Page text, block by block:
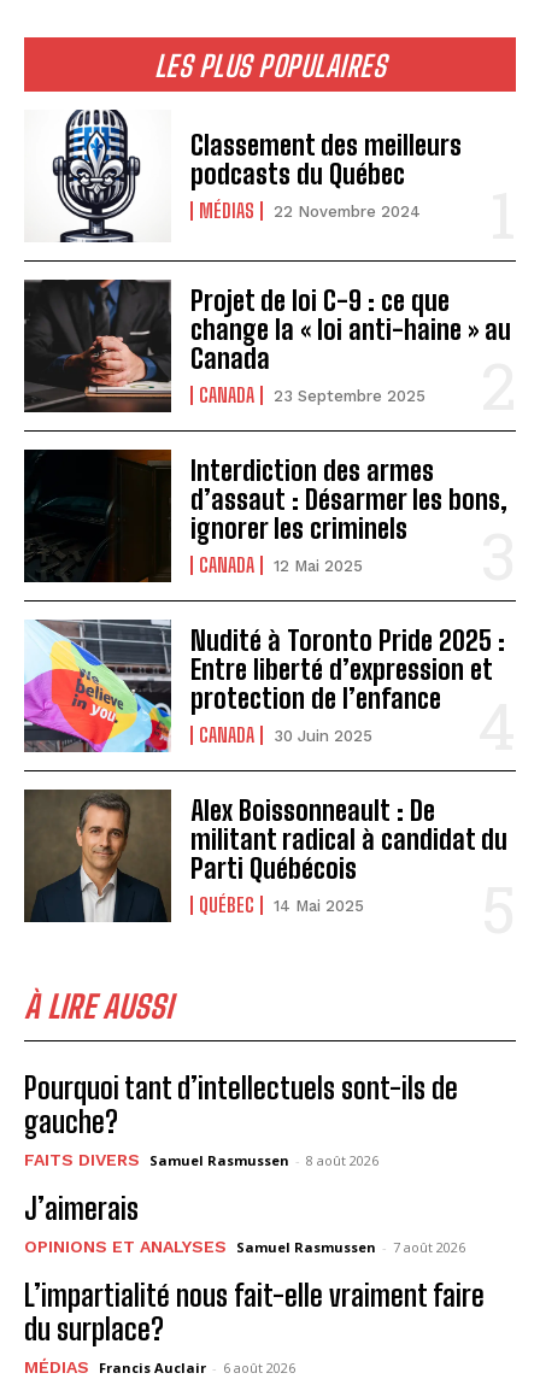
LES PLUS POPULAIRES
Classement des meilleurs
podcasts du Québec
MÉDIAS 22 Novembre 2024
Projet de loi C-9 : ce que
change la « loi anti-haine » au
Canada
CANADA 23 Septembre 2025
Interdiction des armes
d’assaut : Désarmer les bons,
ignorer les criminels
CANADA 12 Mai 2025
Nudité à Toronto Pride 2025 :
Entre liberté d’expression et
protection de l’enfance
CANADA 30 Juin 2025
Alex Boissonneault : De
militant radical à candidat du
Parti Québécois
QUÉBEC 14 Mai 2025
À LIRE AUSSI
Pourquoi tant d’intellectuels sont-ils de
gauche?
FAITS DIVERS Samuel Rasmussen - 8 août 2026
J’aimerais
OPINIONS ET ANALYSES Samuel Rasmussen - 7 août 2026
L’impartialité nous fait-elle vraiment faire
du surplace?
MÉDIAS Francis Auclair - 6 août 2026